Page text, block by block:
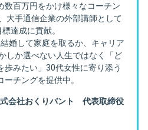
数百万円をかけ様々なコーチン
大手通信企業の外部講師として
達成に貢献。
婚して家庭を取るか、キャリア
しか選べない人生ではなく「ど
歩みたい」30代女性に寄り添う
チングを提供中。
会社おくりバント 代表取締役